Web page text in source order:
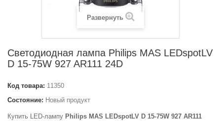
Развернуть
Светодиодная лампа Philips MAS LEDspotLV
D 15-75W 927 AR111 24D
Код товара: 11350
Состояние: Новый продукт
Купить LED-лампу Philips MAS LEDspotLV D 15-75W 927 AR111